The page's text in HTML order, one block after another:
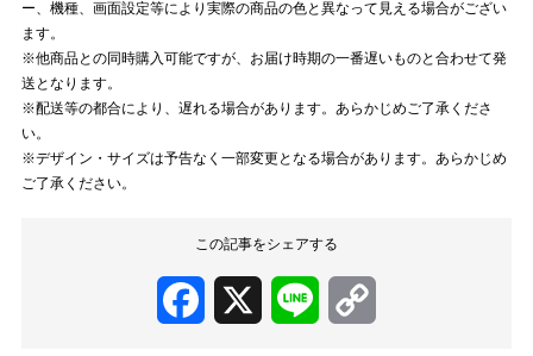
ー、機種、画面設定等により実際の商品の色と異なって見える場合がござい
ます。
※他商品との同時購入可能ですが、お届け時期の一番遅いものと合わせて発
送となります。
※配送等の都合により、遅れる場合があります。あらかじめご了承くださ
い。
※デザイン・サイズは予告なく一部変更となる場合があります。あらかじめ
ご了承ください。
この記事をシェアする
Facebook Line